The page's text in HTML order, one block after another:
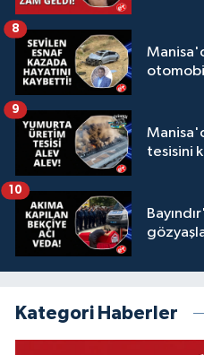
8
tesisini
9
10
Kategori Haberler